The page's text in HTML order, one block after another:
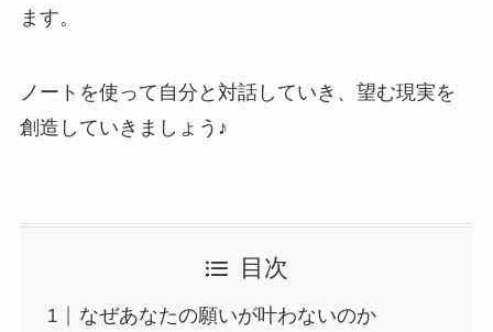
ます。
ノートを使って自分と対話していき、望む現実を
創造していきましょう♪
目次
なぜあなたの願いが叶わないのか